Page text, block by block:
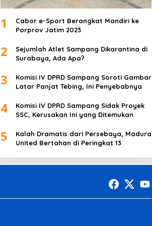
1
Cabor e-Sport Berangkat Mandiri ke
Porprov Jatim 2023
2
Sejumlah Atlet Sampang Dikarantina di
Surabaya, Ada Apa?
3
Komisi IV DPRD Sampang Soroti Gambar
Latar Panjat Tebing, Ini Penyebabnya
4
Komisi IV DPRD Sampang Sidak Proyek
SSC, Kerusakan Ini yang Ditemukan
5
Kalah Dramatis dari Persebaya, Madura
United Bertahan di Peringkat 13